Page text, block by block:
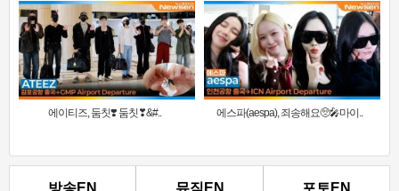
에이티즈, 둠칫❣️ 둠칫❣&#.. 에스파(aespa), 죄송해요🥺🎤마이..
방송EN 뮤직EN 포토EN